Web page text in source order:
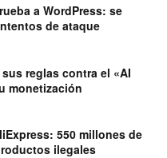
a WordPress: se
de ataque
reglas contra el «AI
monetización
550 millones de
ilegales